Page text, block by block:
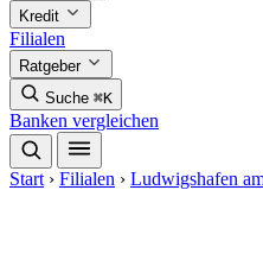
Kredit
Filialen
Ratgeber
Suche ⌘K
Banken vergleichen
Start › Filialen › Ludwigshafen